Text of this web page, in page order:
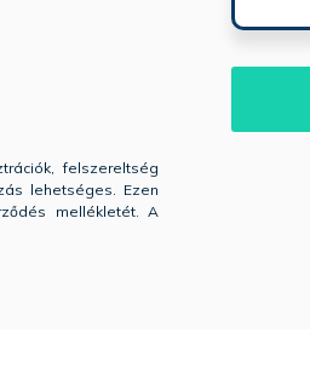
felszereltség
lehetséges. Ezen
mellékletét. A